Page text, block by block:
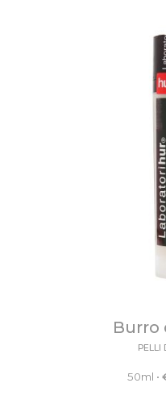
Burro
PELLI
50ml •